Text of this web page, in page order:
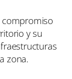
compromiso
y su
zona.